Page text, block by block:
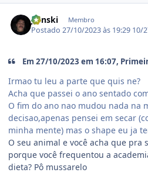
Jlanski Membro
Postado27/10/2023 às 19:29 10/
Em 27/10/2023 em 16:07,
Irmao tu leu a parte que quis ne?
Acha que passei o ano sentado
O fim do ano nao mudou nada na
decisao,apenas pensei em secar
minha mente) mas o shape eu ja
O seu animal e você acha que pra
porque você frequentou a
dieta? Pô mussarelo